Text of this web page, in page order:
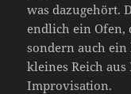
was dazugehört.
endlich ein
sondern auch
kleines Reich
Improvisation.